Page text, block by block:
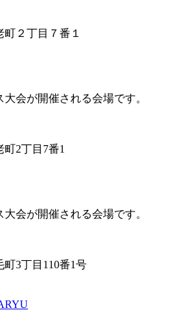
２丁目７番１
大会が開催される会場です。
2丁目7番1
大会が開催される会場です。
3丁目110番1号